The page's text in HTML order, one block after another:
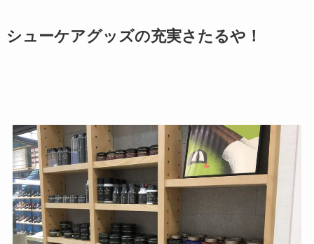
シューケアグッズの充実さたるや！